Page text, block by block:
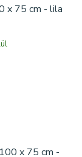
x 75 cm - lila